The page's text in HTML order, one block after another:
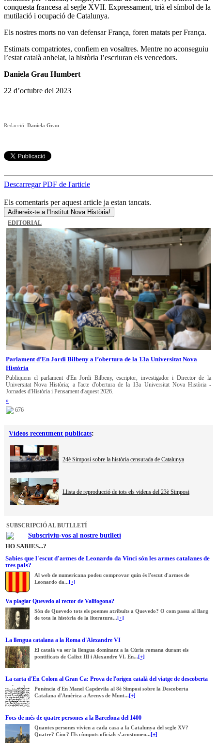
conquesta francesa al segle XVII. Expressament, trià el símbol de la
mutilació i ocupació de Catalunya.
Els nostres morts no van defensar França, foren matats per França.
Estimats compatriotes, confiem en vosaltres. Mentre no aconseguiu
l’estat català anhelat, la història l’escriuran els vencedors.
Daniela Grau Humbert
22 d’octubre del 2023
Redacció: Daniela Grau
Descarregar PDF de l'article
Els comentaris per aquest article ja estan tancats.
Adhereix-te a l'Institut Nova Història!
EDITORIAL
Parlament d’En Jordi Bilbeny a l’obertura de la 13a Universitat Nova
Història
Publiquem el parlament d'En Jordi Bilbeny, escriptor, investigador i Director de la
Universitat Nova Història; a l'acte d'obertura de la 13a Universitat Nova Història -
Jornades d'Història i Pensament d'aquest 2026.
»
676
Vídeos recentment publicats:
24è Simposi sobre la història censurada de Catalunya
Llista de reproducció de tots els videus del 23è Simposi
SUBSCRIPCIÓ AL BUTLLETÍ
Subscriviu-vos al nostre butlletí
HO SABIES...?
Sabies que l'escut d'armes de Leonardo da Vinci són les armes catalanes de
tres pals?
Al web de numericana podeu comprovar quin és l'escut d'armes de
Leonardo da...[+]
Va plagiar Quevedo al rector de Vallfogona?
Són de Quevedo tots els poemes atribuïts a Quevedo? O com passa al llarg
de tota la història de la literatura...[+]
La llengua catalana a la Roma d'Alexandre VI
El català va ser la llengua dominant a la Cúria romana durant els
pontificats de Calixt III i Alexandre VI. En...[+]
La carta d'En Colom al Gran Ca: Prova de l'origen català del viatge de descoberta
Ponència d'En Manel Capdevila al 8è Simposi sobre la Descoberta
Catalana d'Amèrica a Arenys de Munt...[+]
Focs de més de quatre persones a la Barcelona del 1400
Quantes persones vivien a cada casa a la Catalunya del segle XV?
Quatre? Cinc? Els còmputs oficials s’acostumen...[+]